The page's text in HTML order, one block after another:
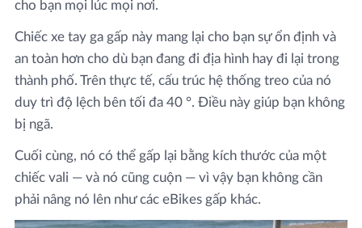
cho bạn mọi lúc mọi nơi.
Chiếc xe tay ga gấp này mang lại cho bạn sự ổn định và
an toàn hơn cho dù bạn đang đi địa hình hay đi lại trong
thành phố. Trên thực tế, cấu trúc hệ thống treo của nó
duy trì độ lệch bên tối đa 40 °. Điều này giúp bạn không
bị ngã.
Cuối cùng, nó có thể gấp lại bằng kích thước của một
chiếc vali — và nó cũng cuộn — vì vậy bạn không cần
phải nâng nó lên như các eBikes gấp khác.